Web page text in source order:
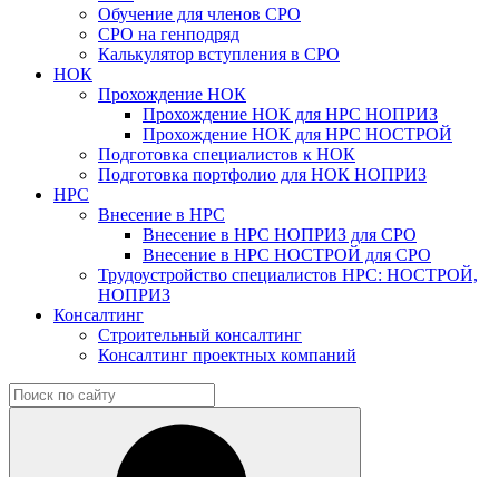
Обучение для членов СРО
СРО на генподряд
Калькулятор вступления в СРО
НОК
Прохождение НОК
Прохождение НОК для НРС НОПРИЗ
Прохождение НОК для НРС НОСТРОЙ
Подготовка специалистов к НОК
Подготовка портфолио для НОК НОПРИЗ
НРС
Внесение в НРС
Внесение в НРС НОПРИЗ для СРО
Внесение в НРС НОСТРОЙ для СРО
Трудоустройство специалистов НРС: НОСТРОЙ,
НОПРИЗ
Консалтинг
Строительный консалтинг
Консалтинг проектных компаний